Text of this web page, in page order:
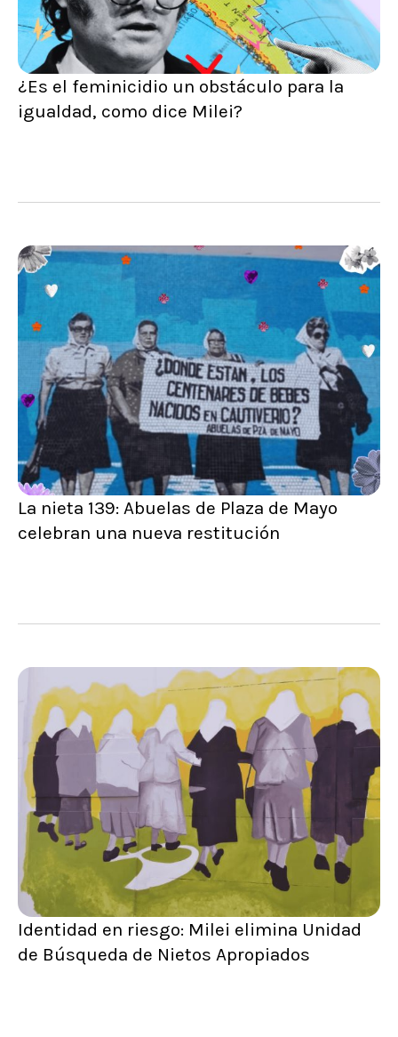
¿Es el feminicidio un obstáculo para la
igualdad, como dice Milei?
La nieta 139: Abuelas de Plaza de Mayo
celebran una nueva restitución
Identidad en riesgo: Milei elimina Unidad
de Búsqueda de Nietos Apropiados